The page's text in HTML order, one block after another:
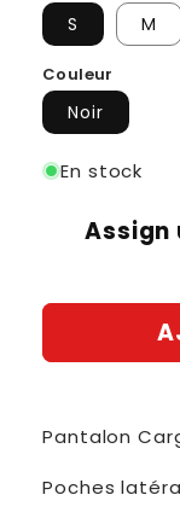
S M
Couleur
Noir
En stock
Assign
Pantalon
Poches